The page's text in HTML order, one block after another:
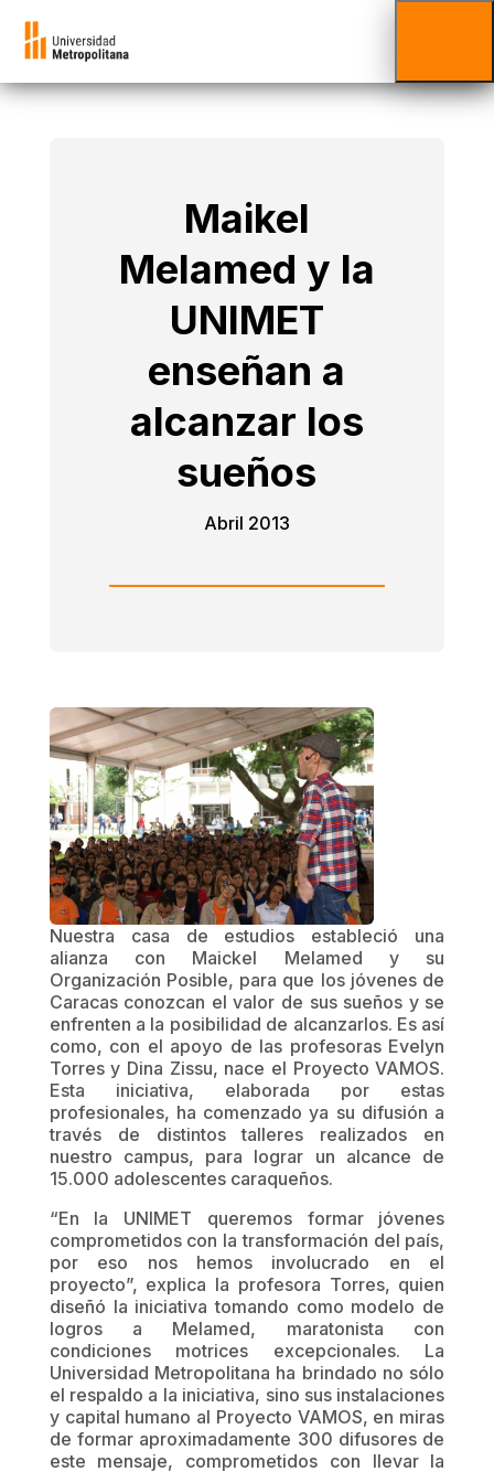
Maikel
Melamed y la
UNIMET
enseñan a
alcanzar los
sueños
Abril 2013
Nuestra casa de estudios estableció una
alianza con Maickel Melamed y su
Organización Posible, para que los jóvenes de
Caracas conozcan el valor de sus sueños y se
enfrenten a la posibilidad de alcanzarlos. Es así
como, con el apoyo de las profesoras Evelyn
Torres y Dina Zissu, nace el Proyecto VAMOS.
Esta iniciativa, elaborada por estas
profesionales, ha comenzado ya su difusión a
través de distintos talleres realizados en
nuestro campus, para lograr un alcance de
15.000 adolescentes caraqueños.
“En la UNIMET queremos formar jóvenes
comprometidos con la transformación del país,
por eso nos hemos involucrado en el
proyecto”, explica la profesora Torres, quien
diseñó la iniciativa tomando como modelo de
logros a Melamed, maratonista con
condiciones motrices excepcionales. La
Universidad Metropolitana ha brindado no sólo
el respaldo a la iniciativa, sino sus instalaciones
y capital humano al Proyecto VAMOS, en miras
de formar aproximadamente 300 difusores de
este mensaje, comprometidos con llevar la